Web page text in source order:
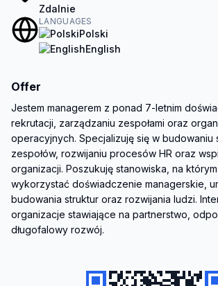
Zdalnie
LANGUAGES
Polski
English
Offer
Jestem managerem z ponad 7-letnim
rekrutacji, zarządzaniu zespołami oraz
operacyjnych. Specjalizuję się w budowaniu
zespołów, rozwijaniu procesów HR oraz
organizacji. Poszukuję stanowiska, na którym
wykorzystać doświadczenie managerskie,
budowania struktur oraz rozwijania ludzi.
organizacje stawiające na partnerstwo,
długofalowy rozwój.